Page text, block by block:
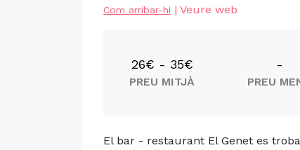
Com arribar-hi | Veure web
26€ - 35€
PREU MITJÀ
-
PREU
El bar - restaurant El Genet es